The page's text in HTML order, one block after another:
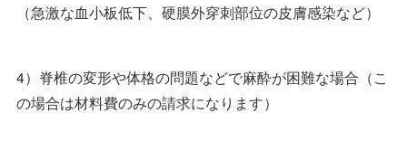
（急激な血小板低下、硬膜外穿刺部位の皮膚感染など）
4）脊椎の変形や体格の問題などで麻酔が困難な場合（こ
の場合は材料費のみの請求になります）